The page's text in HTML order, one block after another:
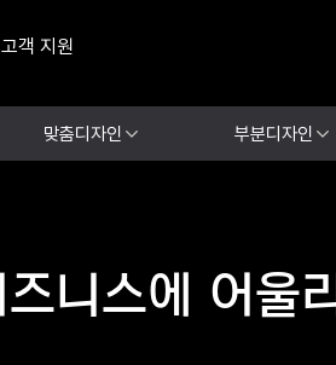
고객 지원
맞춤디자인 부분디자인